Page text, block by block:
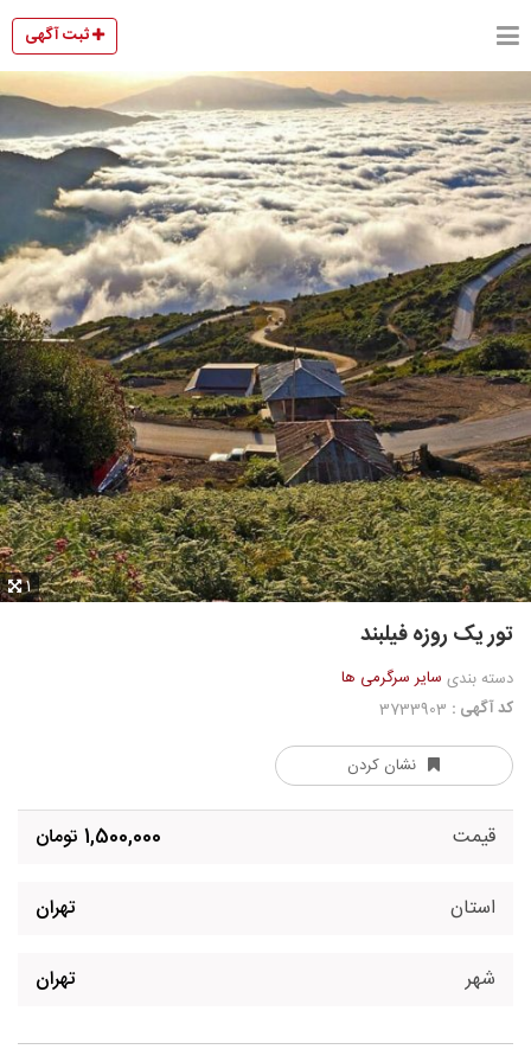
ثبت آگهی
1
تور یک روزه فیلبند
دسته بندی سایر سرگرمی ها
کد آگهی :
نشان کردن
قیمت 1,500,000 تومان
استان تهران
شهر تهران